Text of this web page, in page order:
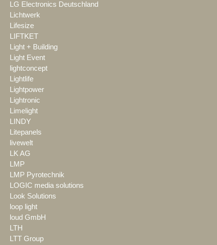
LG Electronics Deutschland
Lichtwerk
Lifesize
LIFTKET
Light + Building
Light Event
lightconcept
Lightlife
Lightpower
Lightronic
Limelight
LINDY
Litepanels
livewelt
LK AG
LMP
LMP Pyrotechnik
LOGIC media solutions
Look Solutions
loop light
loud GmbH
LTH
LTT Group